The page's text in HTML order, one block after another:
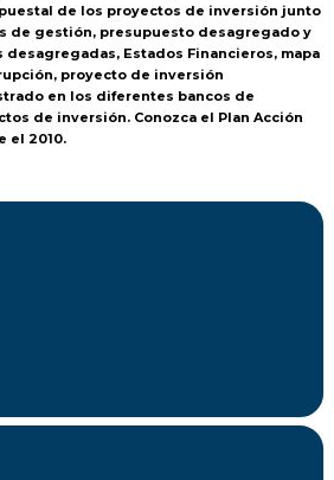
de los proyectos de inversión junto
de gestión, presupuesto desagregado y
Estados Financieros, mapa
proyecto de inversión
en los diferentes bancos de
de inversión. Conozca el Plan Acción
el 2010.